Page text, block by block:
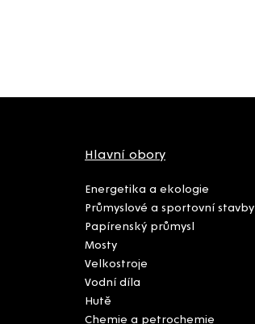
Hlavní obory
Energetika a ekologie
Průmyslové a sportovní stavby
Papírenský průmysl
Mosty
Velkostroje
Vodní díla
Hutě
Chemie a petrochemie